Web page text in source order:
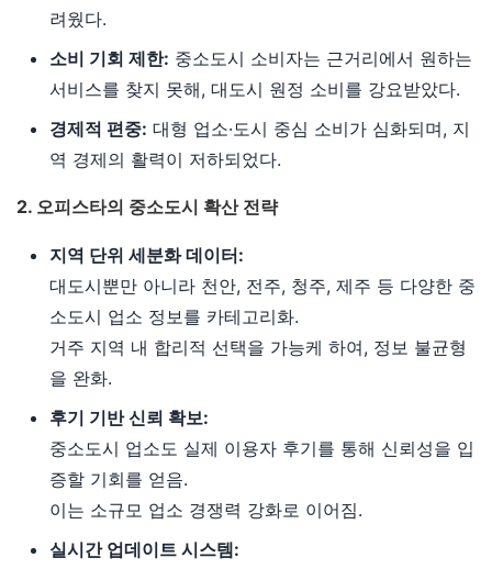
려웠다.
소비 기회 제한: 중소도시 소비자는 근거리에서 원하는
서비스를 찾지 못해, 대도시 원정 소비를 강요받았다.
경제적 편중: 대형 업소·도시 중심 소비가 심화되며, 지
역 경제의 활력이 저하되었다.
2. 오피스타의 중소도시 확산 전략
지역 단위 세분화 데이터:
대도시뿐만 아니라 천안, 전주, 청주, 제주 등 다양한 중
소도시 업소 정보를 카테고리화.
거주 지역 내 합리적 선택을 가능케 하여, 정보 불균형
을 완화.
후기 기반 신뢰 확보:
중소도시 업소도 실제 이용자 후기를 통해 신뢰성을 입
증할 기회를 얻음.
이는 소규모 업소 경쟁력 강화로 이어짐.
실시간 업데이트 시스템: